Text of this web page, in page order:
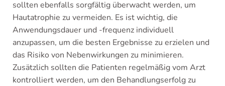
sollten ebenfalls sorgfältig überwacht werden, um
Hautatrophie zu vermeiden. Es ist wichtig, die
Anwendungsdauer und -frequenz individuell
anzupassen, um die besten Ergebnisse zu erzielen und
das Risiko von Nebenwirkungen zu minimieren.
Zusätzlich sollten die Patienten regelmäßig vom Arzt
kontrolliert werden, um den Behandlungserfolg zu